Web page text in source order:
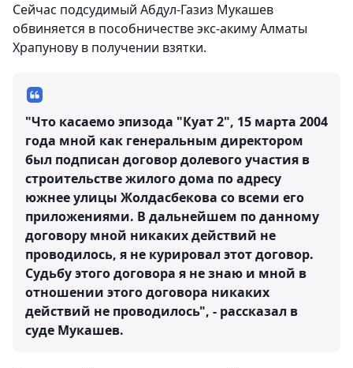
Сейчас подсудимый Абдул-Газиз Мукашев
обвиняется в пособничестве экс-акиму Алматы
Храпунову в получении взятки.
"Что касаемо эпизода "Куат 2", 15 марта 2004
года мной как генеральным директором
был подписан договор долевого участия в
строительстве жилого дома по адресу
южнее улицы Жолдасбекова со всеми его
приложениями. В дальнейшем по данному
договору мной никаких действий не
проводилось, я не курировал этот договор.
Судьбу этого договора я не знаю и мной в
отношении этого договора никаких
действий не проводилось", - рассказал в
суде Мукашев.